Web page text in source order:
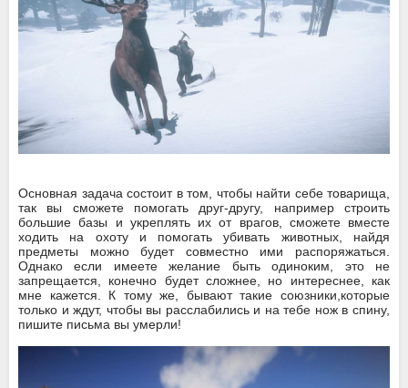
Основная задача состоит в том, чтобы найти себе товарища,
так вы сможете помогать друг-другу, например строить
большие базы и укреплять их от врагов, сможете вместе
ходить на охоту и помогать убивать животных, найдя
предметы можно будет совместно ими распоряжаться.
Однако если имеете желание быть одиноким, это не
запрещается, конечно будет сложнее, но интереснее, как
мне кажется. К тому же, бывают такие союзники,которые
только и ждут, чтобы вы расслабились и на тебе нож в спину,
пишите письма вы умерли!